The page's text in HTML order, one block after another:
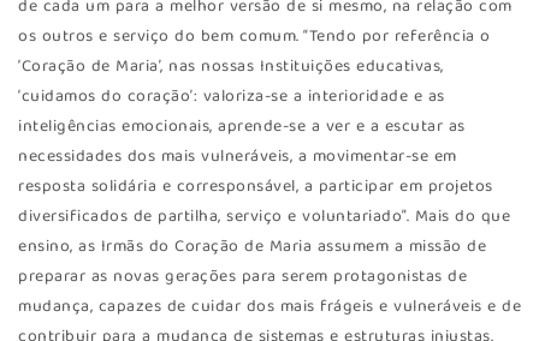
de cada um para a melhor versão de si mesmo, na relação com
os outros e serviço do bem comum. “Tendo por referência o
‘Coração de Maria’, nas nossas Instituições educativas,
‘cuidamos do coração’: valoriza-se a interioridade e as
inteligências emocionais, aprende-se a ver e a escutar as
necessidades dos mais vulneráveis, a movimentar-se em
resposta solidária e corresponsável, a participar em projetos
diversificados de partilha, serviço e voluntariado”. Mais do que
ensino, as Irmãs do Coração de Maria assumem a missão de
preparar as novas gerações para serem protagonistas de
mudança, capazes de cuidar dos mais frágeis e vulneráveis e de